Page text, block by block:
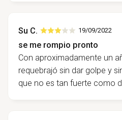
Su C. 19/09/2022
se me rompio pronto
Con aproximadamente un
requebrajó sin dar golpe y
que no es tan fuerte como